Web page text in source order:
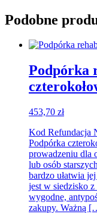
Podobne
Podpórka
453,70 zł
Kod Refundacja
Podpórka
prowadzeniu dla
lub osób
bardzo ułatwia
jest w siedzisko
wygodne,
zakupy. Ważną